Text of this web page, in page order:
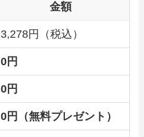
金額
3,278円（税込）
0円
0円
0円（無料プレゼント）